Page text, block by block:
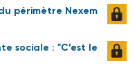
périmètre Nexem
sociale : "C’est le